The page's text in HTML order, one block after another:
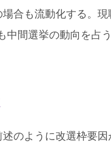
合も流動化する。
間選挙の動向を占
のように改選枠要